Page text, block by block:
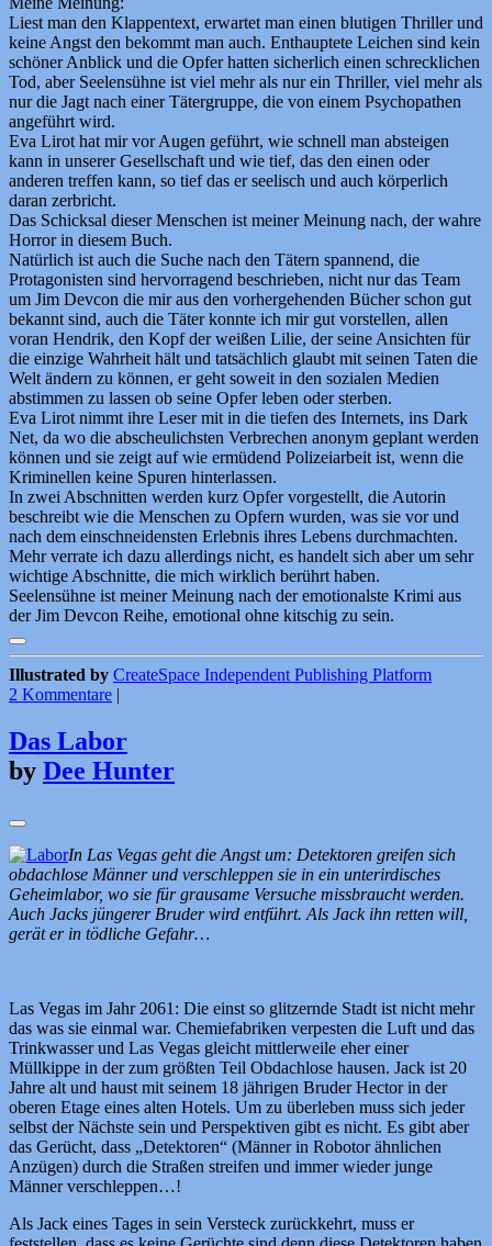
Liest man den Klappentext, erwartet man einen blutigen Thriller und
keine Angst den bekommt man auch. Enthauptete Leichen sind kein
schöner Anblick und die Opfer hatten sicherlich einen schrecklichen
Tod, aber Seelensühne ist viel mehr als nur ein Thriller, viel mehr als
nur die Jagt nach einer Tätergruppe, die von einem Psychopathen
angeführt wird.
Eva Lirot hat mir vor Augen geführt, wie schnell man absteigen
kann in unserer Gesellschaft und wie tief, das den einen oder
anderen treffen kann, so tief das er seelisch und auch körperlich
daran zerbricht.
Das Schicksal dieser Menschen ist meiner Meinung nach, der wahre
Horror in diesem Buch.
Natürlich ist auch die Suche nach den Tätern spannend, die
Protagonisten sind hervorragend beschrieben, nicht nur das Team
um Jim Devcon die mir aus den vorhergehenden Bücher schon gut
bekannt sind, auch die Täter konnte ich mir gut vorstellen, allen
voran Hendrik, den Kopf der weißen Lilie, der seine Ansichten für
die einzige Wahrheit hält und tatsächlich glaubt mit seinen Taten die
Welt ändern zu können, er geht soweit in den sozialen Medien
abstimmen zu lassen ob seine Opfer leben oder sterben.
Eva Lirot nimmt ihre Leser mit in die tiefen des Internets, ins Dark
Net, da wo die abscheulichsten Verbrechen anonym geplant werden
können und sie zeigt auf wie ermüdend Polizeiarbeit ist, wenn die
Kriminellen keine Spuren hinterlassen.
In zwei Abschnitten werden kurz Opfer vorgestellt, die Autorin
beschreibt wie die Menschen zu Opfern wurden, was sie vor und
nach dem einschneidensten Erlebnis ihres Lebens durchmachten.
Mehr verrate ich dazu allerdings nicht, es handelt sich aber um sehr
wichtige Abschnitte, die mich wirklich berührt haben.
Seelensühne ist meiner Meinung nach der emotionalste Krimi aus
der Jim Devcon Reihe, emotional ohne kitschig zu sein.
Illustrated by CreateSpace Independent Publishing Platform
2 Kommentare |
Das Labor
by Dee Hunter
In Las Vegas geht die Angst um: Detektoren greifen sich
obdachlose Männer und verschleppen sie in ein unterirdisches
Geheimlabor, wo sie für grausame Versuche missbraucht werden.
Auch Jacks jüngerer Bruder wird entführt. Als Jack ihn retten will,
gerät er in tödliche Gefahr…
Las Vegas im Jahr 2061: Die einst so glitzernde Stadt ist nicht mehr
das was sie einmal war. Chemiefabriken verpesten die Luft und das
Trinkwasser und Las Vegas gleicht mittlerweile eher einer
Müllkippe in der zum größten Teil Obdachlose hausen. Jack ist 20
Jahre alt und haust mit seinem 18 jährigen Bruder Hector in der
oberen Etage eines alten Hotels. Um zu überleben muss sich jeder
selbst der Nächste sein und Perspektiven gibt es nicht. Es gibt aber
das Gerücht, dass „Detektoren“ (Männer in Robotor ähnlichen
Anzügen) durch die Straßen streifen und immer wieder junge
Männer verschleppen…!
Als Jack eines Tages in sein Versteck zurückkehrt, muss er